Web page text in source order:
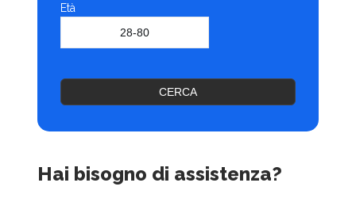
Età
CERCA
Hai bisogno di assistenza?